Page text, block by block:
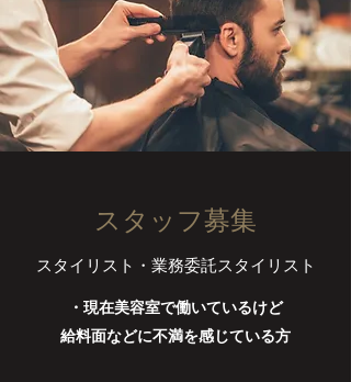
​スタッフ募集
​スタイリスト・業務委託スタイリスト​
・現在美容室で働いているけど
給料面などに不満を感じている方